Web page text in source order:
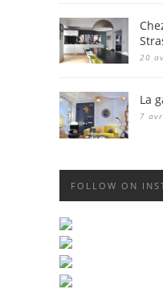
20
La
7
FOLLOW ON